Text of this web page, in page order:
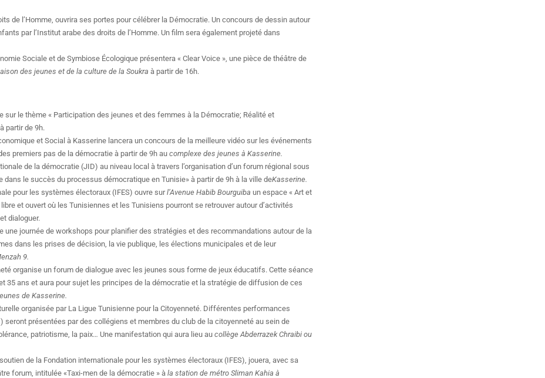
de l’Homme, ouvrira ses portes pour célébrer la Démocratie. Un concours de dessin autour
par l’Institut arabe des droits de l’Homme. Un film sera également projeté dans
Sociale et de Symbiose Écologique présentera « Clear Voice », une pièce de théâtre de
des jeunes et de la culture de la Soukra à partir de 16h.
sur le thème « Participation des jeunes et des femmes à la Démocratie; Réalité et
à partir de 9h.
et Social à Kasserine lancera un concours de la meilleure vidéo sur les événements
premiers pas de la démocratie à partir de 9h au complexe des jeunes à Kasserine.
de la démocratie (JID) au niveau local à travers l’organisation d’un forum régional sous
dans le succès du processus démocratique en Tunisie» à partir de 9h à la ville deKasserine.
pour les systèmes électoraux (IFES) ouvre surl’Avenue Habib Bourguiba un espace « Art et
et ouvert où les Tunisiennes et les Tunisiens pourront se retrouver autour d’activités
dialoguer.
une journée de workshops pour planifier des stratégies et des recommandations autour de la
dans les prises de décision, la vie publique, les élections municipales et de leur
9.
organise un forum de dialogue avec les jeunes sous forme de jeux éducatifs. Cette séance
35 ans et aura pour sujet les principes de la démocratie et la stratégie de diffusion de ces
de Kasserine.
organisée par La Ligue Tunisienne pour la Citoyenneté. Différentes performances
présentées par des collégiens et membres du club de la citoyenneté au sein de
patriotisme, la paix… Une manifestation qui aura lieu au collège Abderrazek Chraibi ou
de la Fondation internationale pour les systèmes électoraux (IFES), jouera, avec sa
forum, intitulée «Taxi-men de la démocratie » à la station de métro Sliman Kahia à